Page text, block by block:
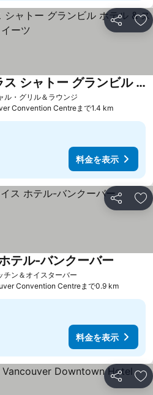
シェア お
ル・グリル＆ラウンジ
ベストウェスタン プラス シャトー グランビル ホテル & スイーツ
Convention Centreまで1.4 km
料金を表示
シェア お
チン＆オイスターバー
テル-バンクーバー
Convention Centreまで0.9 km
料金を表示
シェア お